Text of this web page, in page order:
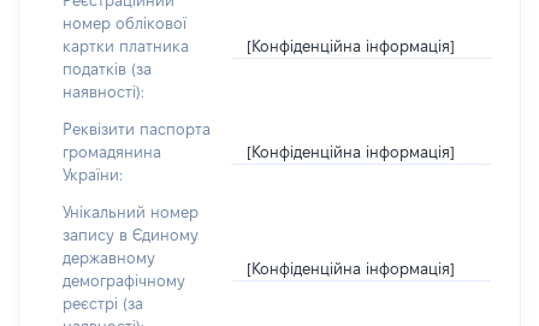
номер облікової
картки платника
податків (за
наявності):
[Конфіденційна інформація]
Реквізити паспорта
громадянина
України:
[Конфіденційна інформація]
Унікальний номер
запису в Єдиному
державному
демографічному
реєстрі (за
[Конфіденційна інформація]